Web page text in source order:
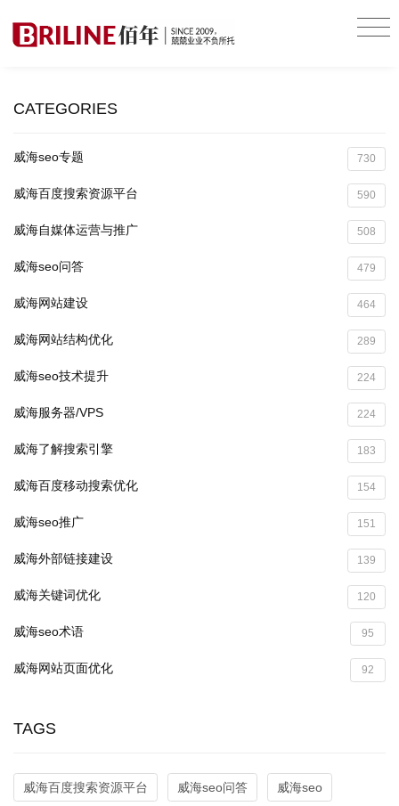
CATEGORIES
威海seo专题 730
威海百度搜索资源平台 590
威海自媒体运营与推广 508
威海seo问答 479
威海网站建设 464
威海网站结构优化 289
威海seo技术提升 224
威海服务器/VPS 224
威海了解搜索引擎 183
威海百度移动搜索优化 154
威海seo推广 151
威海外部链接建设 139
威海关键词优化 120
威海seo术语 95
威海网站页面优化 92
TAGS
威海百度搜索资源平台 威海seo问答 威海seo